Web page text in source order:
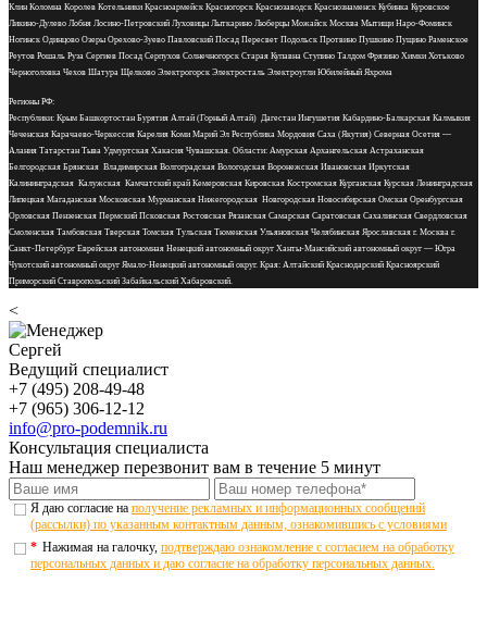
Клин Коломна Королев Котельники Красноармейск Красногорск Краснозаводск Краснознаменск Кубинка Куровское
Ликино-Дулево Лобня Лосино-Петровский Луховицы Лыткарино Люберцы Можайск Москва Мытищи Наро-Фоминск
Ногинск Одинцово Озеры Орехово-Зуево Павловский Посад Пересвет Подольск Протвино Пушкино Пущино Раменское
Реутов Рошаль Руза Сергиев Посад Серпухов Солнечногорск Старая Купавна Ступино Талдом Фрязино Химки Хотьково
Черноголовка Чехов Шатура Щелково Электрогорск Электросталь Электроугли Юбилейный Яхрома
Регионы РФ:
Республики: Крым Башкортостан Бурятия Алтай (Горный Алтай) Дагестан Ингушетия Кабардино-Балкарская Калмыкия
Чеченская Карачаево-Черкессия Карелия Коми Марий Эл Республика Мордовия Саха (Якутия) Северная Осетия —
Алания Татарстан Тыва Удмуртская Хакасия Чувашская. Области: Амурская Архангельская Астраханская
Белгородская Брянская Владимирская Волгоградская Вологодская Воронежская Ивановская Иркутская
Калининградская Калужская Камчатский край Кемеровская Кировская Костромская Курганская Курская Ленинградская
Липецкая Магаданская Московская Мурманская Нижегородская Новгородская Новосибирская Омская Оренбургская
Орловская Пензенская Пермский Псковская Ростовская Рязанская Самарская Саратовская Сахалинская Свердловская
Смоленская Тамбовская Тверская Томская Тульская Тюменская Ульяновская Челябинская Ярославская г. Москва г.
Санкт-Петербург Еврейская автономная Ненецкий автономный округ Ханты-Мансийский автономный округ — Югра
Чукотский автономный округ Ямало-Ненецкий автономный округ. Края: Алтайский Краснодарский Красноярский
Приморский Ставропольский Забайкальский Хабаровский.
<
Сергей
Ведущий специалист
+7 (495) 208-49-48
+7 (965) 306-12-12
info@pro-podemnik.ru
Консультация специалиста
Наш менеджер перезвонит вам в течение 5 минут
Я даю согласие на получение рекламных и информационных сообщений
(рассылки) по указанным контактным данным, ознакомившись с условиями
* Нажимая на галочку, подтверждаю ознакомление с согласием на обработку
персональных данных и даю согласие на обработку персональных данных.